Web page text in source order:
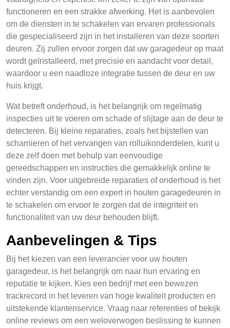
functioneren en een strakke afwerking. Het is aanbevolen
om de diensten in te schakelen van ervaren professionals
die gespecialiseerd zijn in het installeren van deze soorten
deuren. Zij zullen ervoor zorgen dat uw garagedeur op maat
wordt geïnstalleerd, met precisie en aandacht voor detail,
waardoor u een naadloze integratie tussen de deur en uw
huis krijgt.
Wat betreft onderhoud, is het belangrijk om regelmatig
inspecties uit te voeren om schade of slijtage aan de deur te
detecteren. Bij kleine reparaties, zoals het bijstellen van
scharnieren of het vervangen van rolluikonderdelen, kunt u
deze zelf doen met behulp van eenvoudige
gereedschappen en instructies die gemakkelijk online te
vinden zijn. Voor uitgebreide reparaties of onderhoud is het
echter verstandig om een expert in houten garagedeuren in
te schakelen om ervoor te zorgen dat de integriteit en
functionaliteit van uw deur behouden blijft.
Aanbevelingen & Tips
Bij het kiezen van een leverancier voor uw houten
garagedeur, is het belangrijk om naar hun ervaring en
reputatie te kijken. Kies een bedrijf met een bewezen
trackrecord in het leveren van hoge kwaliteit producten en
uitstekende klantenservice. Vraag naar referenties of bekijk
online reviews om een weloverwogen beslissing te kunnen